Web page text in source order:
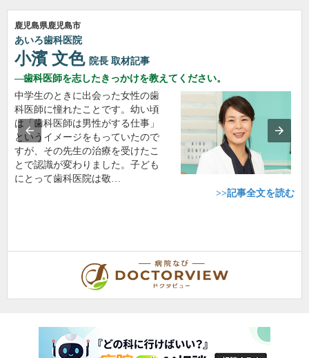
鹿児島県鹿児島市
あいろ歯科医院
小濱 文色 院長 取材記事
歯科医師を志したきっかけを教えてください。
中学生のときに出会った女性の歯
科医師に憧れたことです。幼い頃
は「歯科医師は男性がする仕事」
というイメージをもっていたので
すが、その先生の治療を受けたこ
とで認識が変わりました。子ども
にとって歯科医院は敬…
>>記事全文を読む